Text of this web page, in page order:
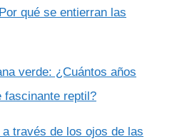
qué se entierran las
verde: ¿Cuántos años
fascinante reptil?
través de los ojos de las